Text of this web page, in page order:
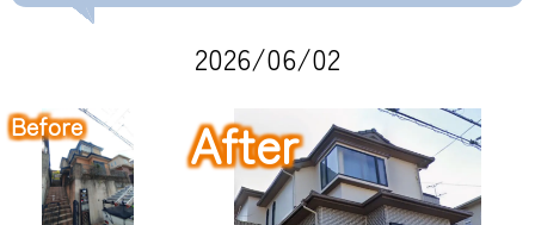
2026/06/02